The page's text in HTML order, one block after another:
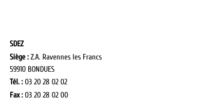
SDEZ
Siège : Z.A. Ravennes les Francs
59910 BONDUES
Tél. : 03 20 28 02 02
Fax : 03 20 28 02 00